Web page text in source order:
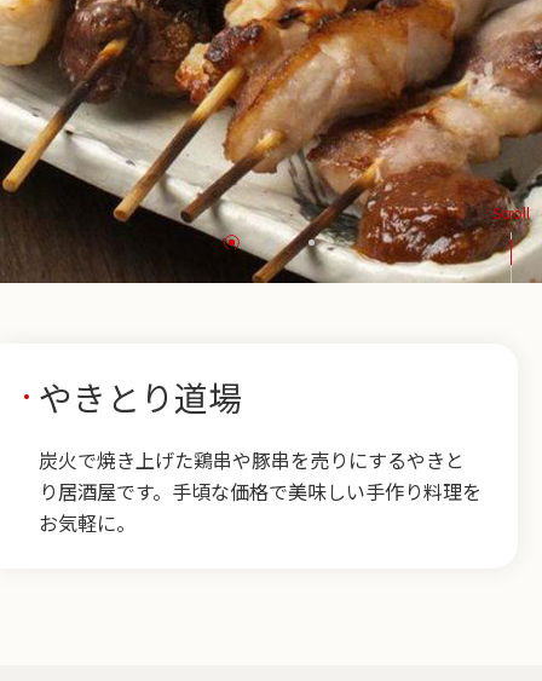
Scroll
やきとり道場
炭火で焼き上げた鶏串や豚串を売りにするやきと
り居酒屋です。手頃な価格で美味しい手作り料理を
お気軽に。